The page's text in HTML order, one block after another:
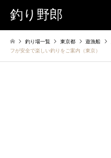
釣り野郎
釣り場一覧 東京都 遊漁船
フが安全で楽しい釣りをご案内（東京）